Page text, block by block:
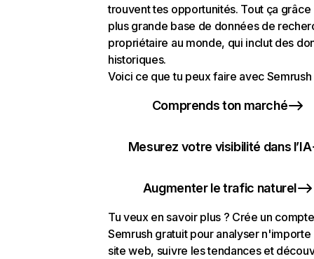
trouvent tes opportunités. Tout ça grâce
plus grande base de données de
propriétaire au monde, qui inclut des
historiques.
Voici ce que tu peux faire avec Semrush
Comprends ton marché
Mesurez votre visibilité dans l’IA
Augmenter le trafic naturel
Tu veux en savoir plus ? Crée un compte
Semrush gratuit pour analyser n'importe
site web, suivre les tendances et